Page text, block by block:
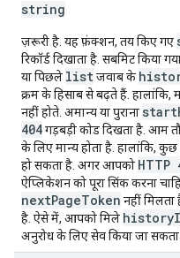
string
ज़रूरी है. यह फ़ंक्शन, तय किए गए
रिकॉर्ड दिखाता है. सबमिट किया
या पिछले listजवाब के
क्रम के हिसाब से बढ़ते हैं.
नहीं होते. अमान्य या पुराना
404गड़बड़ी कोड दिखता है. आम
के लिए मान्य होता है. हालांकि,
हो सकता है. अगर आपको HTTP
ऐप्लिकेशन को पूरा सिंक करना
nextPageToken नहीं
है. ऐसे में, आपको मिले
अनुरोध के लिए सेव किया जा सकता